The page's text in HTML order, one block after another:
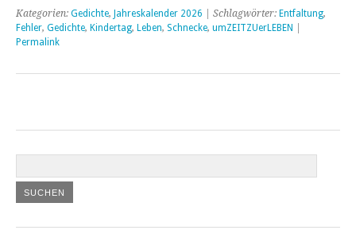
Kategorien: Gedichte, Jahreskalender 2026 | Schlagwörter: Entfaltung,
Fehler, Gedichte, Kindertag, Leben, Schnecke, umZEITZUerLEBEN
Permalink